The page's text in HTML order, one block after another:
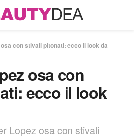
con stivali pitonati: ecco il look da
osa con
ecco il look
Lopez osa con stivali